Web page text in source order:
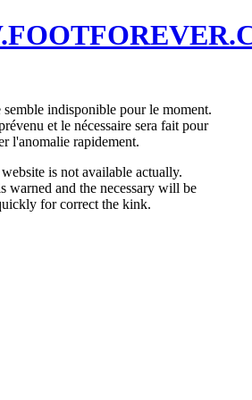
semble indisponible pour le moment.
et le nécessaire sera fait pour
l'anomalie rapidement.
is not available actually.
warned and the necessary will be
for correct the kink.